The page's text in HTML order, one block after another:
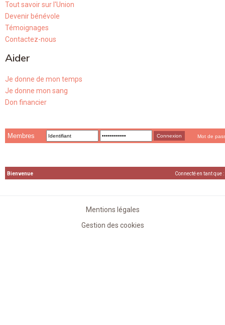
Tout savoir sur l'Union
Devenir bénévole
Témoignages
Contactez-nous
Aider
Je donne de mon temps
Je donne mon sang
Don financier
Membres Mot de
Bienvenue Connecté en tant que :
Mentions légales
Gestion des cookies